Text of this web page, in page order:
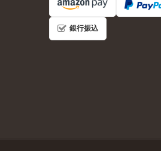
銀行振込